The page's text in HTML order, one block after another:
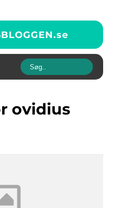
se
ovidius